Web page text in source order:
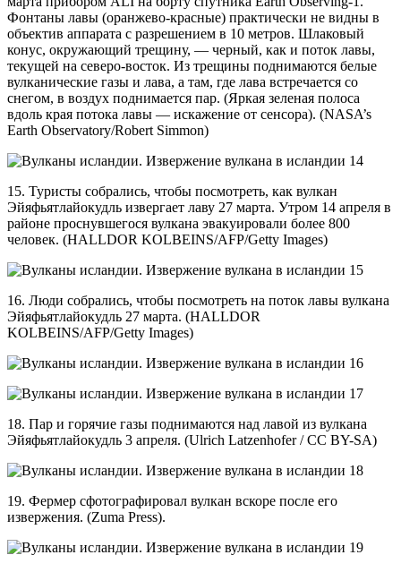
Фонтаны лавы (оранжево-красные) практически не видны в
объектив аппарата с разрешением в 10 метров. Шлаковый
конус, окружающий трещину, — черный, как и поток лавы,
текущей на северо-восток. Из трещины поднимаются белые
вулканические газы и лава, а там, где лава встречается со
снегом, в воздух поднимается пар. (Яркая зеленая полоса
вдоль края потока лавы — искажение от сенсора). (NASA’s
Earth Observatory/Robert Simmon)
15. Туристы собрались, чтобы посмотреть, как вулкан
Эйяфьятлайокудль извергает лаву 27 марта. Утром 14 апреля в
районе проснувшегося вулкана эвакуировали более 800
человек. (HALLDOR KOLBEINS/AFP/Getty Images)
16. Люди собрались, чтобы посмотреть на поток лавы вулкана
Эйяфьятлайокудль 27 марта. (HALLDOR
KOLBEINS/AFP/Getty Images)
18. Пар и горячие газы поднимаются над лавой из вулкана
Эйяфьятлайокудль 3 апреля. (Ulrich Latzenhofer / CC BY-SA)
19. Фермер сфотографировал вулкан вскоре после его
извержения. (Zuma Press).